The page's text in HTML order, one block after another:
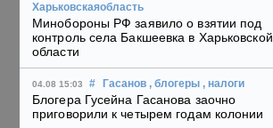
Харьковскаяобласть
Минобороны РФ заявило о взятии под
контроль села Бакшеевка в Харьковской
области
04.08 15:03 # Гасанов , блогеры , налоги
Блогера Гусейна Гасанова заочно
приговорили к четырем годам колонии